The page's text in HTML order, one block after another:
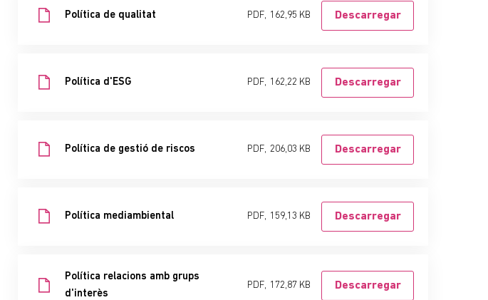
Política de qualitat PDF, 162,95 KB Descarregar
Política d'ESG PDF, 162,22 KB Descarregar
Política de gestió de riscos PDF, 206,03 KB Descarregar
Política mediambiental PDF, 159,13 KB Descarregar
Política relacions amb grups
d'interès
PDF, 172,87 KB Descarregar